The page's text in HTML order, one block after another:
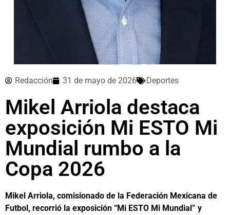
Redacción 31 de mayo de 2026 Deportes
Mikel Arriola destaca
exposición Mi ESTO Mi
Mundial rumbo a la
Copa 2026
Mikel Arriola, comisionado de la Federación Mexicana de
Futbol, recorrió la exposición “Mi ESTO Mi Mundial” y